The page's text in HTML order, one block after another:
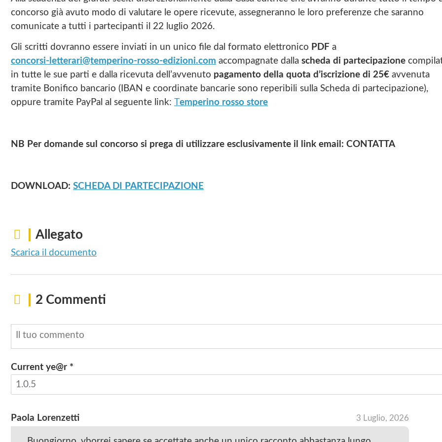
concorso già avuto modo di valutare le opere ricevute, assegneranno le loro preferenze che saranno
comunicate a tutti i partecipanti il 22 luglio 2026.
Gli scritti dovranno essere inviati in un unico file dal formato elettronico PDF a
concorsi-letterari@temperino-rosso-edizioni.com accompagnate dalla scheda di partecipazione
in tutte le sue parti e dalla ricevuta dell’avvenuto pagamento della quota d’iscrizione di 25€ avvenuta
tramite Bonifico bancario (IBAN e coordinate bancarie sono reperibili sulla Scheda di partecipazione),
oppure tramite PayPal al seguente link:
emperino rosso store
NB Per domande sul concorso si prega di utilizzare esclusivamente il link email: CONTATTA
DOWNLOAD: SCHEDA DI PARTECIPAZIONE
Allegato
Scarica il documento
2 Commenti
Current ye@r *
Paola Lorenzetti 3 Luglio, 2026